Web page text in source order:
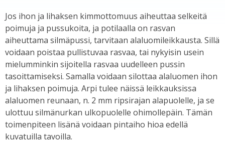
Jos ihon ja lihaksen kimmottomuus aiheuttaa selkeitä
poimuja ja pussukoita, ja potilaalla on rasvan
aiheuttama silmäpussi, tarvitaan alaluomileikkausta. Sillä
voidaan poistaa pullistuvaa rasvaa, tai nykyisin usein
mielumminkin sijoitella rasvaa uudelleen pussin
tasoittamiseksi. Samalla voidaan silottaa alaluomen ihon
ja lihaksen poimuja. Arpi tulee näissä leikkauksissa
alaluomen reunaan, n. 2 mm ripsirajan alapuolelle, ja se
ulottuu silmänurkan ulkopuolelle ohimollepäin. Tämän
toimenpiteen lisänä voidaan pintaiho hioa edellä
kuvatuilla tavoilla.